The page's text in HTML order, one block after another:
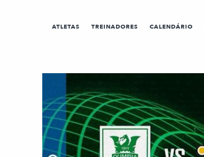
ATLETAS TREINADORES CALENDÁRIO